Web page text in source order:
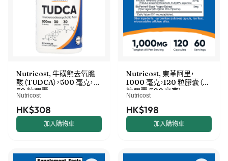
Nutricost, 牛磺熊去氧膽
酸（TUDCA），500 毫克，
30 粒膠囊
Nutricost
HK$308
加入購物車
Nutricost, 東革阿里，
1000 毫克，120 粒膠囊（每
粒膠囊 500 毫克）
Nutricost
HK$198
加入購物車